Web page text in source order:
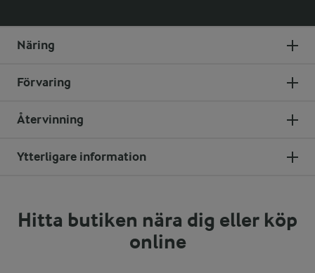
Näring
Förvaring
Återvinning
Ytterligare information
Hitta butiken nära dig eller köp
online